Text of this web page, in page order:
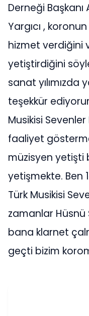
Derneği
Yargıcı ,
hizmet verdiğini
yetiştirdiğini
sanat yılımızda
teşekkür
Musikisi
faaliyet
müzisyen yetişti
yetişmekte. Ben
Türk Musikisi
zamanlar
bana klarnet
geçti bizim